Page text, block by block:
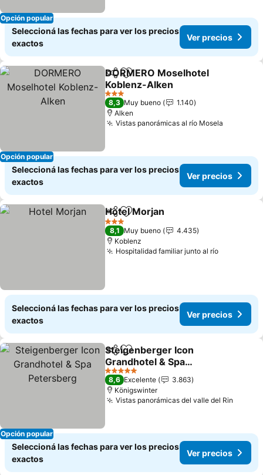
Opción popular
Seleccioná las fechas para ver los precios
exactos
Ver precios
Opción popular
CompartirAñadir a favoritos
DORMERO Moselhotel
Koblenz-Alken
Ver precios
3 Estrellas
8,3 Muy bueno
1.140
Alken
Vistas panorámicas al río Mosela
Seleccioná las fechas para ver los precios
exactos
Ver precios
CompartirAñadir a favoritos
Hotel Morjan
3 Estrellas
8,1 Muy bueno
4.435
Koblenz
Hospitalidad familiar junto al ríoVer
Seleccioná las fechas para ver los precios
exactos
Ver precios
Opción popular
CompartirAñadir a favoritos
Steigenberger Icon
Grandhotel & Spa
Petersberg
Ver precios
5 Estrellas
8,6 Excelente
3.863
Königswinter
Vistas panorámicas del valle del Rin
Seleccioná las fechas para ver los precios
exactos
Ver precios